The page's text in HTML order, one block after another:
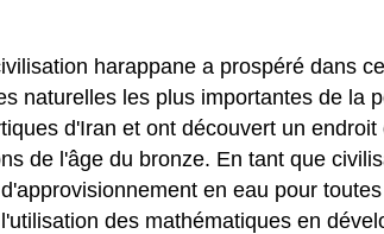
harappane a prospéré dans
naturelles les plus importantes de la
d'Iran et ont découvert un endroit
de l'âge du bronze. En tant que
en eau pour
des mathématiques en